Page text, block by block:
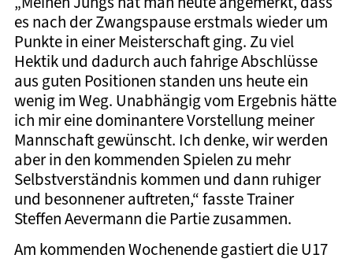
es nach der Zwangspause erstmals wieder um
Punkte in einer Meisterschaft ging. Zu viel
Hektik und dadurch auch fahrige Abschlüsse
aus guten Positionen standen uns heute ein
wenig im Weg. Unabhängig vom Ergebnis hätte
ich mir eine dominantere Vorstellung meiner
Mannschaft gewünscht. Ich denke, wir werden
aber in den kommenden Spielen zu mehr
Selbstverständnis kommen und dann ruhiger
und besonnener auftreten,“ fasste Trainer
Steffen Aevermann die Partie zusammen.
Am kommenden Wochenende gastiert die U17